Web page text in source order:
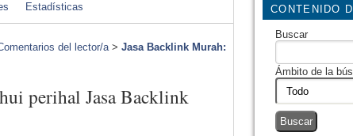
CONTENIDO
Buscar
Ámbito de la
Estadísticas
del lector/a> Jasa Backlink Murah:
perihal Jasa Backlink